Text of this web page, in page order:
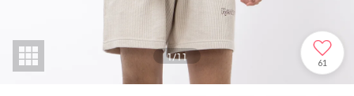
1/11 61